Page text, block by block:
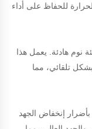
للحفاظ على أداء
نوم هادئة. يعمل هذا
تلقائي، مما
إنخفاض الجهد